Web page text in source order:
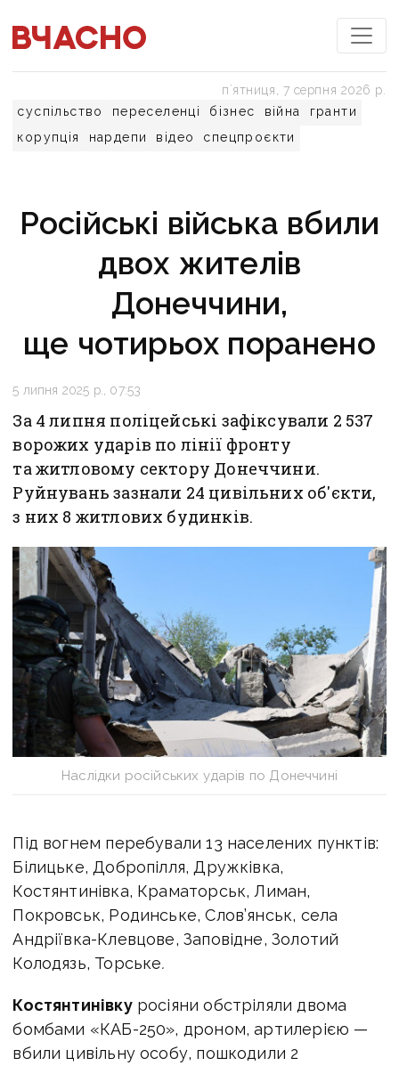
суспільство переселенці бізнес війна
гранти
корупція
нардепи відео спецпроєкти
пʼятниця, 7 серпня 2026 р.
Російські війська вбили
двох жителів
Донеччини,
ще чотирьох поранено
5 липня 2025 р., 07:53
За 4 липня поліцейські зафіксували 2 537
ворожих ударів по лінії фронту
та житловому сектору Донеччини.
Руйнувань зазнали 24 цивільних об'єкти,
з них 8 житлових будинків.
Наслідки російських ударів по Донеччині
Під вогнем перебували 13 населених пунктів:
Білицьке, Добропілля, Дружківка,
Костянтинівка, Краматорськ, Лиман,
Покровськ, Родинське, Слов’янськ, села
Андріївка-Клевцове, Заповідне, Золотий
Колодязь, Торське.
Костянтинівкуросіяни обстріляли двома
бомбами «КАБ-250», дроном, артилерією —
вбили цивільну особу, пошкодили 2